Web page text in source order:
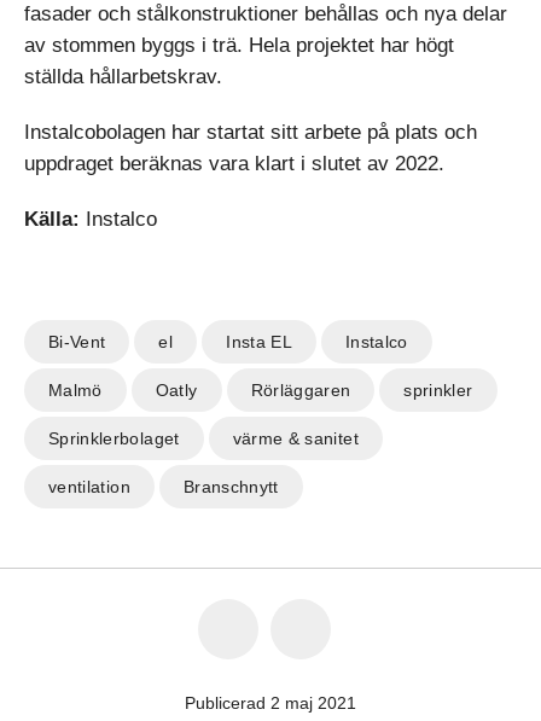
fasader och stålkonstruktioner behållas och nya delar
av stommen byggs i trä. Hela projektet har högt
ställda hållarbetskrav.
Instalcobolagen har startat sitt arbete på plats och
uppdraget beräknas vara klart i slutet av 2022.
Källa: Instalco
Bi-Vent el Insta EL Instalco
Malmö Oatly Rörläggaren sprinkler
Sprinklerbolaget värme & sanitet
ventilation Branschnytt
Publicerad 2 maj 2021